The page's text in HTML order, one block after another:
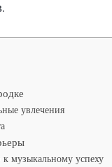
увлечения
музыкальному успеху